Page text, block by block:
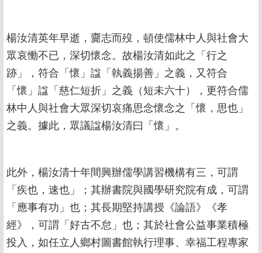
楊汝清英年早逝，齎志而歿，頓使儒林中人與社會大
眾哀慟不已，深切懷念。故楊汝清如此之「行之
跡」，符合「懷」諡「執義揚善」之義，又符合
「懷」諡「慈仁短折」之義（短未六十），更符合儒
林中人與社會大眾深切哀痛思念懷念之「懷，思也」
之義。據此，眾議諡楊汝清曰「懷」。
此外，楊汝清十年間興辦儒學講習機構有三，可謂
「疾也，速也」；其辦書院與國學研究院有成，可謂
「應事有功」也；其長期堅持講授《論語》《孝
經》，可謂「好古不怠」也；其於社會公益事業積極
投入，如任立人鄉村圖書館執行理事、幸福工程專家